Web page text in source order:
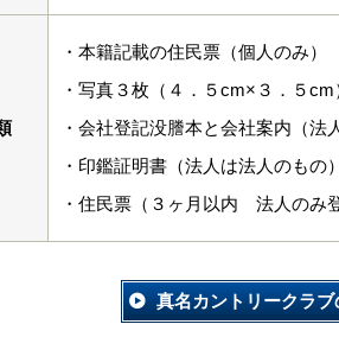
・本籍記載の住民票（個人のみ）
・写真３枚（４．５cm×３．５cm
・会社登記没謄本と会社案内（法
・印鑑証明書（法人は法人のもの
・住民票（３ヶ月以内 法人のみ
真名カントリークラ